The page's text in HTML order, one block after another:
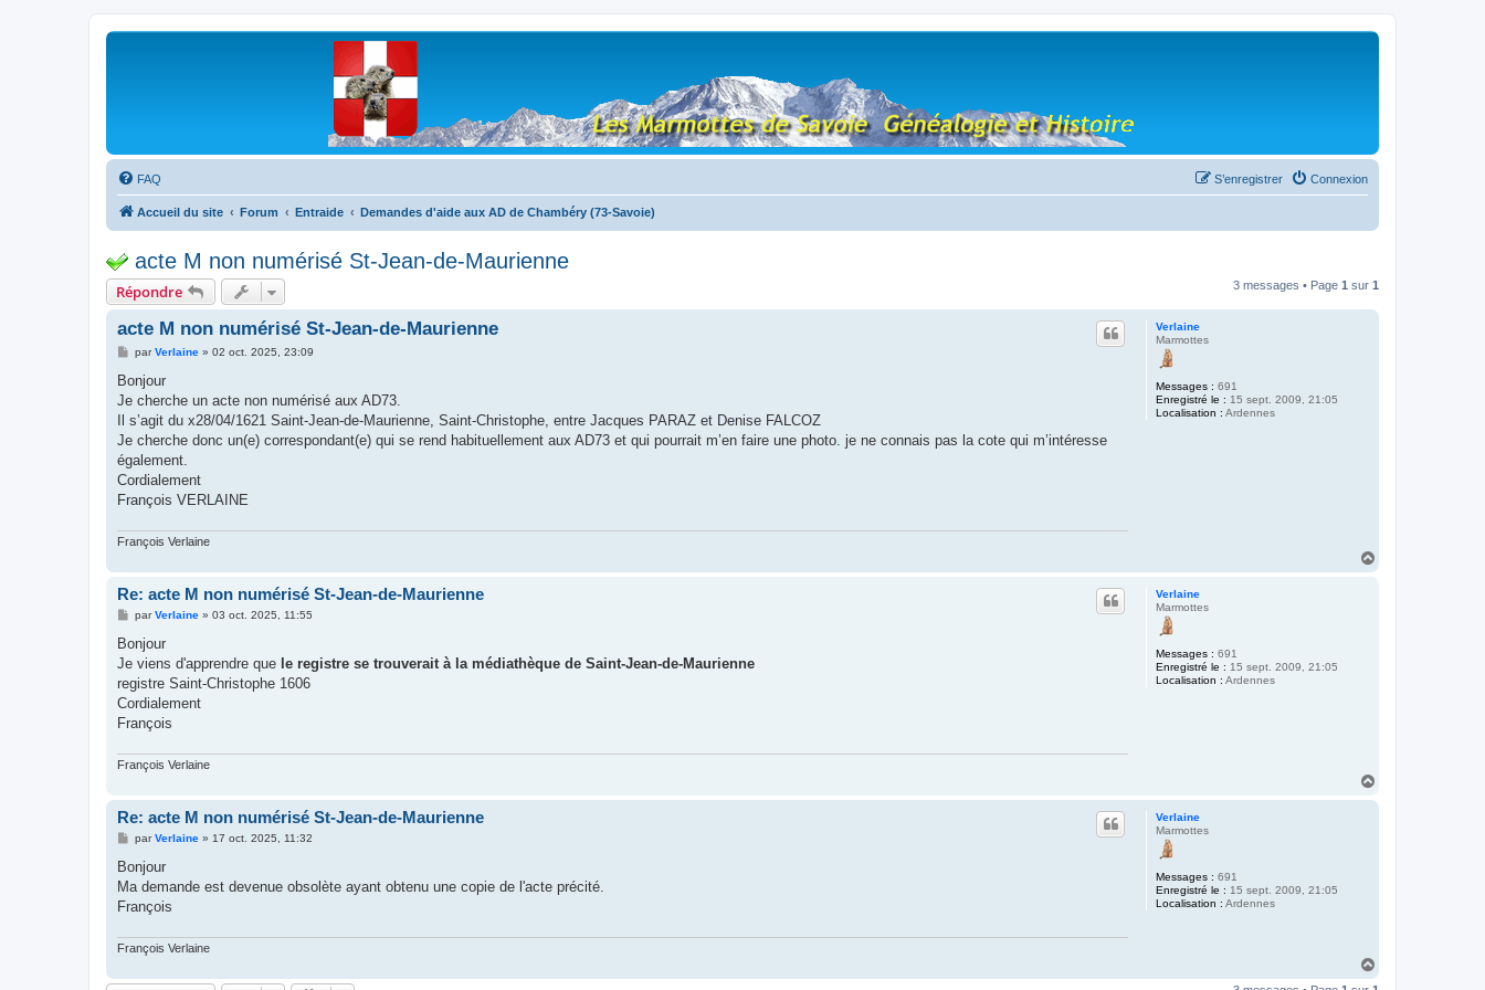
Les Marmottes de Savoie
FAQ Connexion
S’enregistrer
Accueil du site Forum Entraide Demandes d'aide aux AD de Chambéry (73-Savoie)
acte M non numérisé St-Jean-de-Maurienne
Répondre 3 messages • Page 1 sur 1
Verlaine
Marmottes
Messages : 691
Enregistré le : 15 sept. 2009, 21:05
Localisation : Ardennes
acte M non numérisé St-Jean-de-Maurienne
M
s
a
g
parVerlaine» 02 oct. 2025, 23:09
Bonjour
Je cherche un acte non numérisé aux AD73.
Il s’agit du x28/04/1621 Saint-Jean-de-Maurienne, Saint-Christophe, entre Jacques PARAZ et Denise FALCOZ
Je cherche donc un(e) correspondant(e) qui se rend habituellement aux AD73 et qui pourrait m’en faire une photo. je ne connais pas la cote qui m’intéresse
également.
Cordialement
François VERLAINE
François Verlaine
Verlaine
Marmottes
Messages : 691
Enregistré le : 15 sept. 2009, 21:05
Localisation : Ardennes
Re: acte M non numérisé St-Jean-de-Maurienne
M
s
a
g
e
parVerlaine» 03 oct. 2025, 11:55
Bonjour
Je viens d'apprendre que le registre se trouverait à la médiathèque de Saint-Jean-de-Maurienne
registre Saint-Christophe 1606
Cordialement
François
François Verlaine
Verlaine
Marmottes
Messages : 691
Enregistré le : 15 sept. 2009, 21:05
Localisation : Ardennes
Re: acte M non numérisé St-Jean-de-Maurienne
M
s
a
g
parVerlaine» 17 oct. 2025, 11:32
Bonjour
Ma demande est devenue obsolète ayant obtenu une copie de l'acte précité.
François
François Verlaine